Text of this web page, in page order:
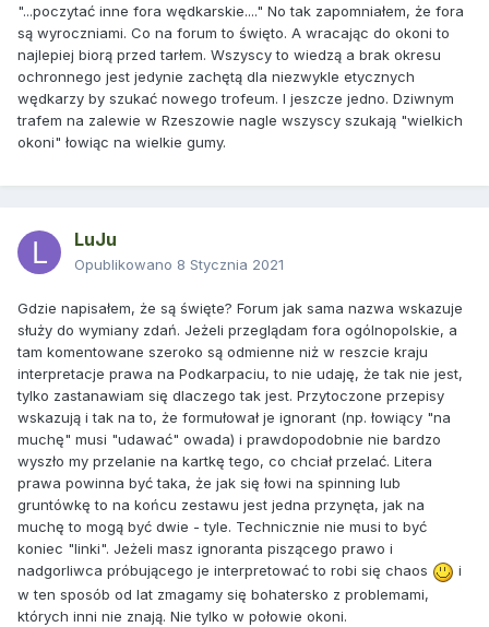
"owada lub jego stadia rozwojowe" (tak jakby stadia
rozwojowe owada nie były owadem ;))). Czyli streamer to
też kłusownictwo? Scudy i spidery na końcu zestawu
muchowego chyba też, bo w oryginale to nie owady. Żeby
trzymać się tematu, streamer też jest dobry na okonia. A
najlepiej dwa puchowce! :))
"...poczytać inne fora wędkarskie...." No tak zapomniałem, że fora
są wyroczniami. Co na forum to święto. A wracając do okoni to
najlepiej biorą przed tarłem. Wszyscy to wiedzą a brak okresu
ochronnego jest jedynie zachętą dla niezwykle etycznych
wędkarzy by szukać nowego trofeum. I jeszcze jedno. Dziwnym
trafem na zalewie w Rzeszowie nagle wszyscy szukają "wielkich
okoni" łowiąc na wielkie gumy.
LuJu
Opublikowano 8 Stycznia 2021
Gdzie napisałem, że są święte? Forum jak sama nazwa wskazuje
służy do wymiany zdań. Jeżeli przeglądam fora ogólnopolskie, a
tam komentowane szeroko są odmienne niż w reszcie kraju
interpretacje prawa na Podkarpaciu, to nie udaję, że tak nie jest,
tylko zastanawiam się dlaczego tak jest. Przytoczone przepisy
wskazują i tak na to, że formułował je ignorant (np. łowiący "na
muchę" musi "udawać" owada) i prawdopodobnie nie bardzo
wyszło my przelanie na kartkę tego, co chciał przelać. Litera
prawa powinna być taka, że jak się łowi na spinning lub
gruntówkę to na końcu zestawu jest jedna przynęta, jak na
muchę to mogą być dwie - tyle. Technicznie nie musi to być
koniec "linki". Jeżeli masz ignoranta piszącego prawo i
nadgorliwca próbującego je interpretować to robi się chaos
i
w ten sposób od lat zmagamy się bohatersko z problemami,
których inni nie znają. Nie tylko w połowie okoni.